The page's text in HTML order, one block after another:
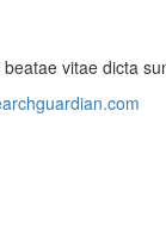
vitae dicta